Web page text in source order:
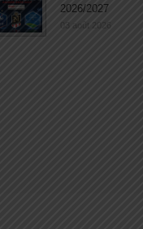
2026/2027
03 août 2026